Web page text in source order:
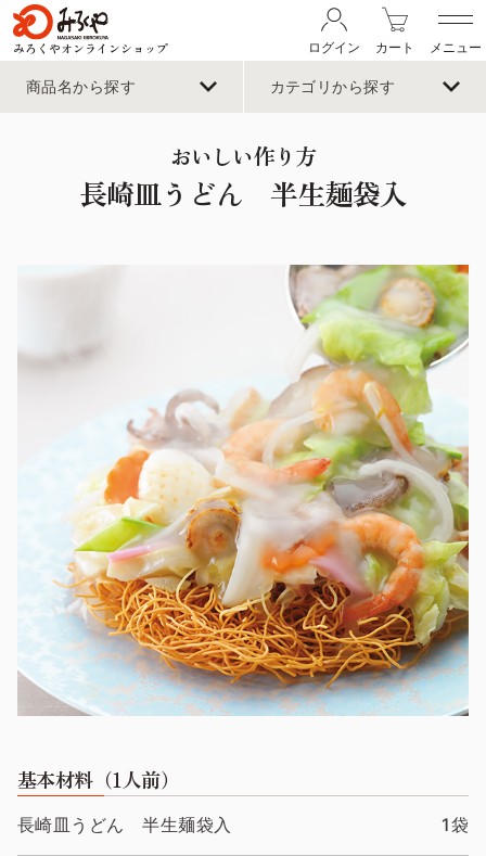
みろくやオンラインショップ ログイン カート メニュー
商品名から探す カテゴリから探す
おいしい作り方
長崎皿うどん 半生麺袋入
基本材料（1人前）
長崎皿うどん 半生麺袋入 1袋